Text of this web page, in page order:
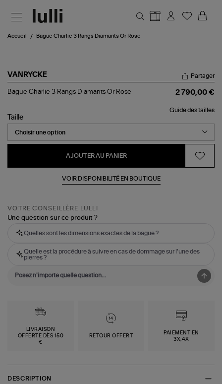
Accueil Bague Charlie 3 Rangs Diamants Or Rose
VANRYCKE
Bague
Rangs
Diamants
Or
Partager
Bague Charlie 3 Rangs Diamants Or Rose 2 790,00 €
Guide des tailles
Taille
AJOUTER AU PANIER
VOIR DISPONIBILITÉ EN BOUTIQUE
VOTRE CONSEILLÈRE LULLI
Une question sur ce produit ?
Quelles sont les dimensions exactes de la bague ?
Quelle est la procédure à suivre en cas de dommage sur l'une des
pierres ?
LIVRAISON
OFFERTE DÈS 150
€
RETOUR OFFERT
PAIEMENT EN
3X,4X
DESCRIPTION